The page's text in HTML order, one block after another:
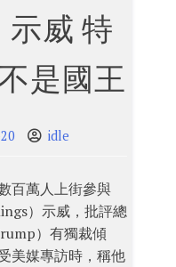
威 特
是國王
idle
百萬人上街參與
）示威，批評總
）有獨裁傾
美媒專訪時，稱他